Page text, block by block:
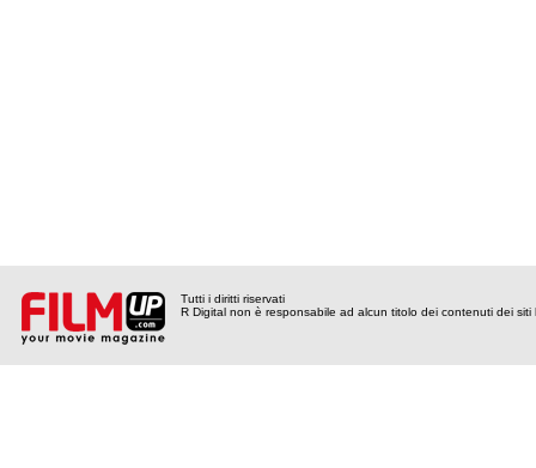
Tutti i diritti riservati
R Digital non è responsabile ad alcun titolo dei contenuti dei siti